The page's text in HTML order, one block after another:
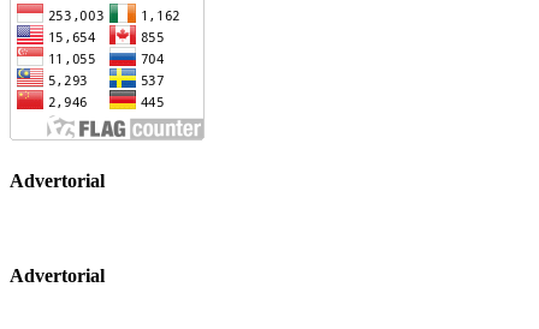
Advertorial
Advertorial